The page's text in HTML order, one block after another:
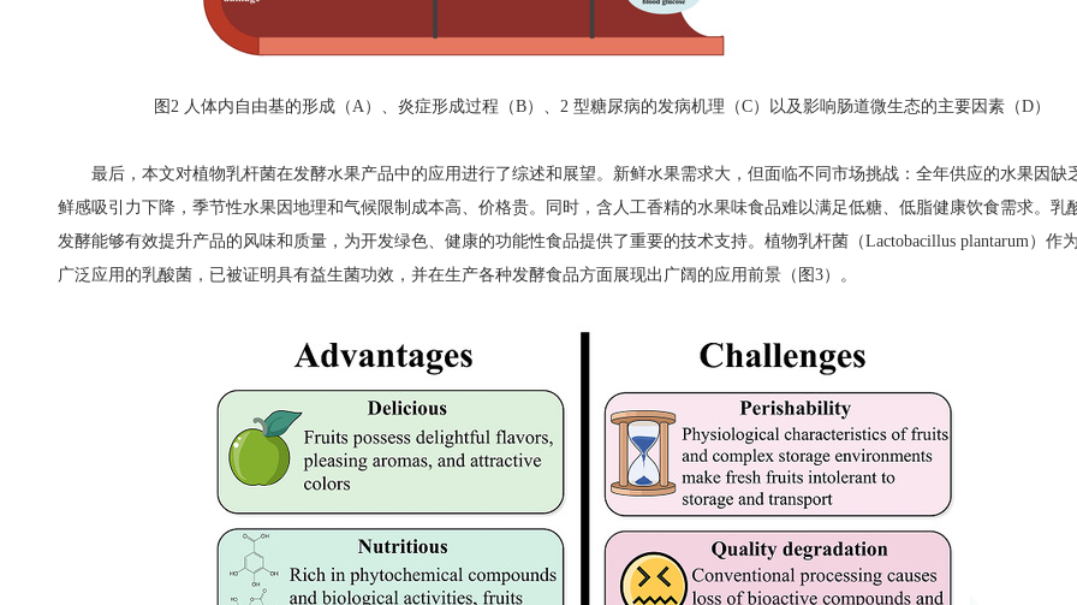
图2 人体内自由基的形成（A）、炎症形成过程（B）、2型糖尿病的发病机理（C）以及影响肠道微生态的主要因素（D）
最后，本文对植物乳杆菌在发酵水果产品中的应用进行了综述和展望。新鲜水果需求大，但面临不同市场挑战：全年供应的水果因缺
鲜感吸引力下降，季节性水果因地理和气候限制成本高、价格贵。同时，含人工香精的水果味食品难以满足低糖、低脂健康饮食需求。乳
发酵能够有效提升产品的风味和质量，为开发绿色、健康的功能性食品提供了重要的技术支持。植物乳杆菌（Lactobacillus plantarum）作
广泛应用的乳酸菌，已被证明具有益生菌功效，并在生产各种发酵食品方面展现出广阔的应用前景（图3）。